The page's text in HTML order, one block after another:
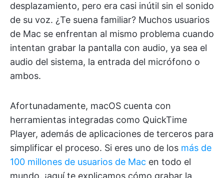
desplazamiento, pero era casi inútil sin el sonido
de su voz. ¿Te suena familiar? Muchos usuarios
de Mac se enfrentan al mismo problema cuando
intentan grabar la pantalla con audio, ya sea el
audio del sistema, la entrada del micrófono o
ambos.
Afortunadamente, macOS cuenta con
herramientas integradas como QuickTime
Player, además de aplicaciones de terceros para
simplificar el proceso. Si eres uno de los más de
100 millones de usuarios de Mac en todo el
mundo, ¡aquí te explicamos cómo grabar la